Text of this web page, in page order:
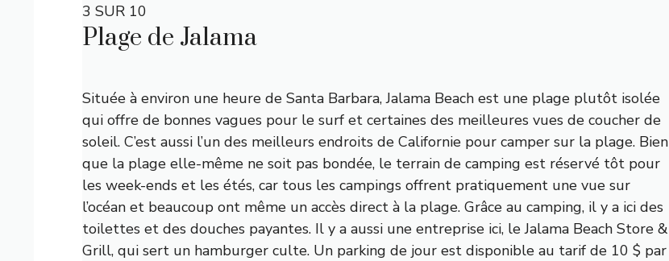
3 SUR 10
Plage de Jalama
Située à environ une heure de Santa Barbara, Jalama Beach est une plage plutôt isolée
qui offre de bonnes vagues pour le surf et certaines des meilleures vues de coucher de
soleil. C’est aussi l’un des meilleurs endroits de Californie pour camper sur la plage. Bien
que la plage elle-même ne soit pas bondée, le terrain de camping est réservé tôt pour
les week-ends et les étés, car tous les campings offrent pratiquement une vue sur
l’océan et beaucoup ont même un accès direct à la plage. Grâce au camping, il y a ici des
toilettes et des douches payantes. Il y a aussi une entreprise ici, le Jalama Beach Store &
Grill, qui sert un hamburger culte. Un parking de jour est disponible au tarif de 10 $ par